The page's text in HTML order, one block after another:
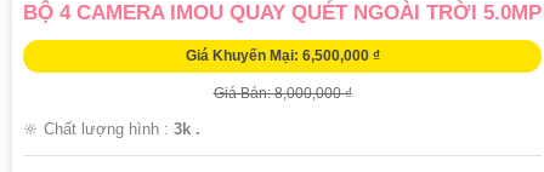
BỘ 4 CAMERA IMOU QUAY QUÉT NGOÀI TRỜI 5.0MP
Giá Khuyến Mại: 6,500,000 ₫
Giá Bán: 8,000,000 ₫
🔆 Chất lượng hình : 3k .